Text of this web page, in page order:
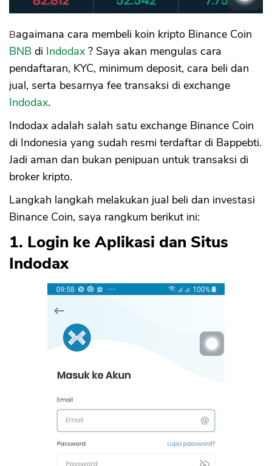
15. Transfer Binance Coin
Bagaimana cara membeli koin kripto Binance Coin
BNB di Indodax ? Saya akan mengulas cara
pendaftaran, KYC, minimum deposit, cara beli dan
jual, serta besarnya fee transaksi di exchange
Indodax.
Indodax adalah salah satu exchange Binance Coin
di Indonesia yang sudah resmi terdaftar di Bappebti.
Jadi aman dan bukan penipuan untuk transaksi di
broker kripto.
Langkah langkah melakukan jual beli dan investasi
Binance Coin, saya rangkum berikut ini:
1. Login ke Aplikasi dan Situs
Indodax